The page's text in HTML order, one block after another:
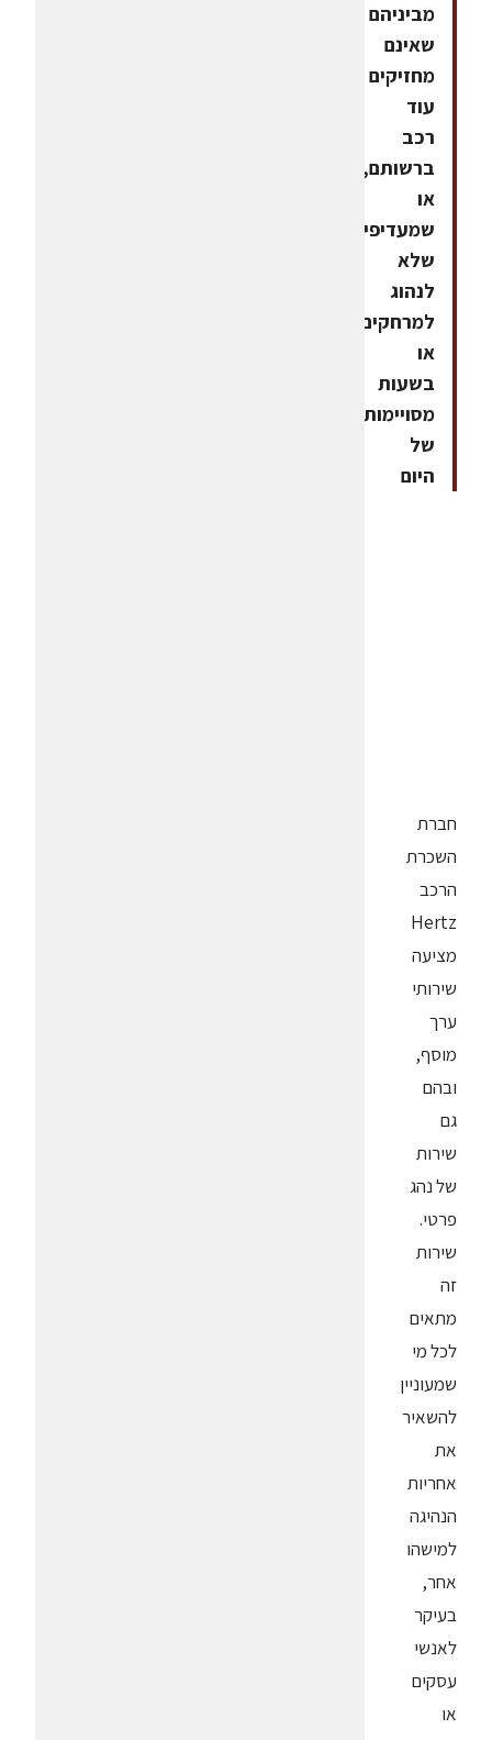
מביניהם
שאינם
מחזיקים
עוד
רכב
ברשותם,
או
שמעדיפים
שלא
לנהוג
למרחקים,
או
בשעות
מסויימות
של
היום
חברת
השכרת
הרכב
Hertz
מציעה
שירותי
ערך
מוסף,
ובהם
גם
שירות
של נהג
פרטי.
שירות
זה
מתאים
לכל מי
שמעוניין
להשאיר
את
אחריות
הנהיגה
למישהו
אחר,
בעיקר
לאנשי
עסקים
או